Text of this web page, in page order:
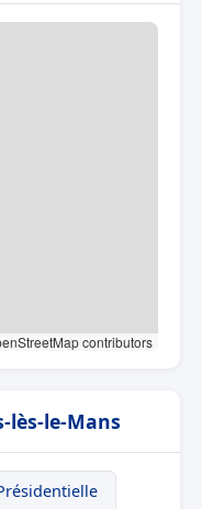
contributors
lès-le-Mans